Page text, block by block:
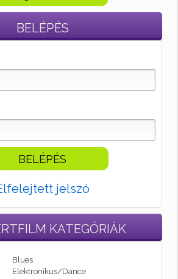
BELÉPÉS
jelszó
KATEGÓRIÁK
Blues
Elektronikus/Dance